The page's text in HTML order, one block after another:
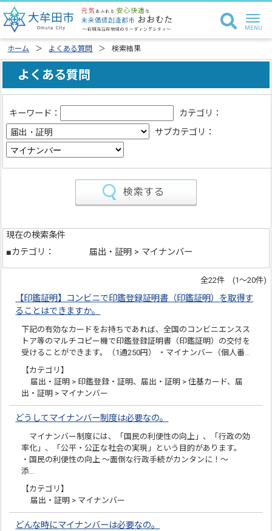
ホーム よくある質問 検索結果
よくある質問
キーワード：
カテゴリ：
サブカテゴリ：
現在の検索条件
■カテゴリ：
届出・証明 > マイナンバー
全22件 (1～20件)
【印鑑証明】コンビニで印鑑登録証明書（印鑑証明）を取得す
ることはできますか。
下記の有効なカードをお持ちであれば、全国のコンビニエンスス
トア等のマルチコピー機で印鑑登録証明書（印鑑証明）の交付を
受けることができます。（1通250円） ・マイナンバー（個人番…
【カテゴリ】
届出・証明 > 印鑑登録・証明、届出・証明 > 住基カード、届
出・証明 > マイナンバー
どうしてマイナンバー制度は必要なの。
マイナンバー制度には、「国民の利便性の向上」、「行政の効
率化」、「公平・公正な社会の実現」という目的があります。
・国民の利便性の向上 ～面倒な行政手続がカンタンに！～
添…
【カテゴリ】
届出・証明 > マイナンバー
どんな時にマイナンバーは必要なの。